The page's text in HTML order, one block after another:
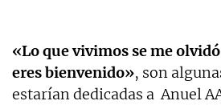
«Lo que vivimos se me
eres bienvenido», son
estarían dedicadas a Anuel